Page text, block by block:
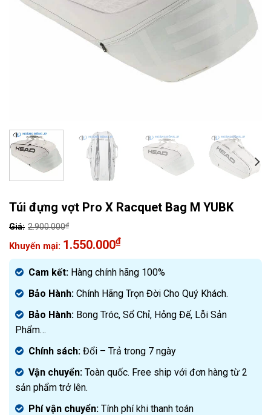
Túi đựng vợt Pro X Racquet Bag M YUBK
2.900.000₫
Giá
gốc
là:
2.900.000₫.
1.550.000₫
Giá
hiện
tại
là:
1.550.000₫.
Cam kết: Hàng chính hãng 100%
Bảo Hành: Chính Hãng Trọn Đời Cho Quý Khách.
Bảo Hành: Bong Tróc, Sổ Chỉ, Hỏng Đế, Lỗi Sản
Phẩm…
Chính sách: Đổi – Trả trong 7 ngày
Vận chuyển: Toàn quốc. Free ship với đơn hàng từ 2
sản phẩm trở lên.
Phí vận chuyển: Tính phí khi thanh toán